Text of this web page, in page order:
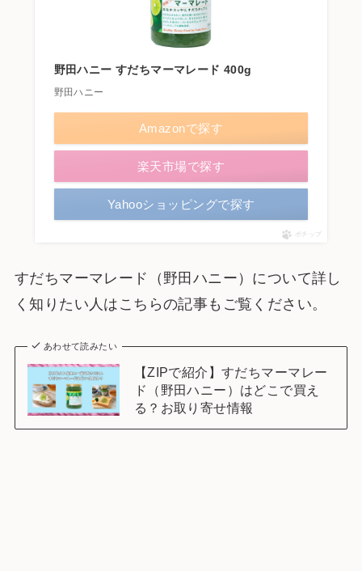
野田ハニー すだちマーマレード 400g
野田ハニー
Amazonで探す
楽天市場で探す
Yahooショッピングで探す
ポチップ
すだちマーマレード（野田ハニー）について詳し
く知りたい人はこちらの記事もご覧ください。
あわせて読みたい
【ZIPで紹介】すだちマーマレー
ド（野田ハニー）はどこで買え
る？お取り寄せ情報